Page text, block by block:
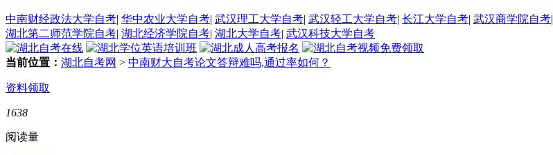
中南财经政法大学自考| 华中农业大学自考| 武汉理工大学自考| 武汉轻工大学自考| 长江大学自考| 武汉商学院自考|
湖北第二师范学院自考| 湖北经济学院自考| 湖北大学自考| 武汉科技大学自考
当前位置： 湖北自考网 > 中南财大自考论文答辩难吗,通过率如何？
资料领取
1638
阅读量